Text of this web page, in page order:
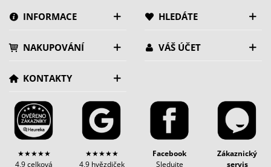
INFORMACE HLEDÁTE
NAKUPOVÁNÍ VÁŠ ÚČET
KONTAKTY
★★★★★
4,9 celková
★★★★★
4,9 hvězdiček
Facebook
Sledujte
Zákaznický
servis